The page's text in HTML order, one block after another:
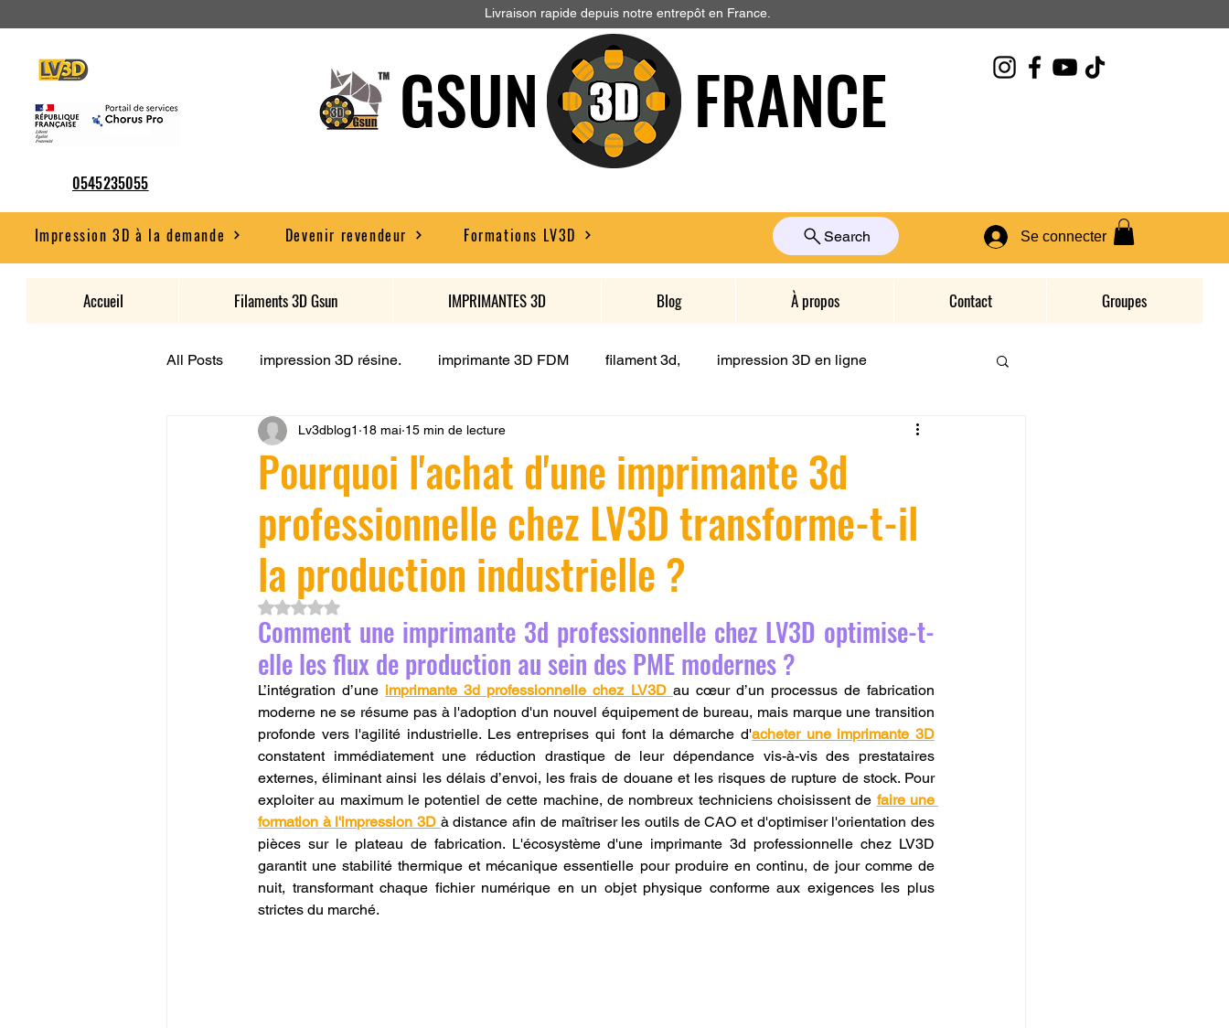
Livraison rapide depuis notre entrepôt en France.
0545235055
GSUN FRANCE
Impression 3D à la demande Devenir revendeur Formations LV3D Se connecter
Search
Accueil Filaments 3D Gsun IMPRIMANTES 3D Blog À propos Contact Groupes
All Posts impression 3D résine. imprimante 3D FDM filament 3d, impression 3D en ligne
CONCESSION LV3D JEU LV3D Formation
Formation à l'impression 3D CPF impression 3D à la demande Formation 3D en ligne.
filament 3D Refaire une piece en 3D Filament PETG
Entretien imprimante 3D postraitement SNAPMAKER CRÉALITY SPARK X I7
Bambu Lab X2D fusion 360 fusion 360 Formation CREALITY PRINT
Pourquoi l'achat d'une imprimante 3d
professionnelle chez LV3D transforme-t-il
la production industrielle ?
Lv3dblog1 18 mai 15 min de lecture
Noté NaN étoiles sur 5.
Comment une imprimante 3d professionnelle chez LV3D optimise-t-
elle les flux de production au sein des PME modernes ?
L’intégration d’une imprimante 3d professionnelle chez LV3D au cœur d’un processus de fabrication
moderne ne se résume pas à l'adoption d'un nouvel équipement de bureau, mais marque une transition
profonde vers l'agilité industrielle. Les entreprises qui font la démarche d'acheter une imprimante 3D
constatent immédiatement une réduction drastique de leur dépendance vis-à-vis des prestataires
externes, éliminant ainsi les délais d’envoi, les frais de douane et les risques de rupture de stock. Pour
exploiter au maximum le potentiel de cette machine, de nombreux techniciens choisissent de faire une
formation à l'impression 3D à distance afin de maîtriser les outils de CAO et d'optimiser l'orientation des
pièces sur le plateau de fabrication. L'écosystème d'une imprimante 3d professionnelle chez LV3D
garantit une stabilité thermique et mécanique essentielle pour produire en continu, de jour comme de
nuit, transformant chaque fichier numérique en un objet physique conforme aux exigences les plus
strictes du marché.